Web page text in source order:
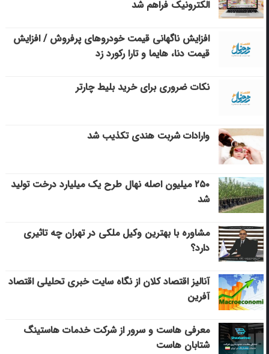
الکترونیک فراهم شد
افزایش ناگهانی قیمت خودروهای پرفروش / افزایش
قیمت دنا، هایما و تارا رکورد زد
نکات ضروری برای خرید بلیط چارتر
وارادات شربت هندی تکذیب شد
۲۵۰ میلیون اصله نهال طرح یک میلیارد درخت تولید
شد
مشاوره با بهترین وکیل ملکی در تهران چه تاثیری
دارد؟
آنالیز اقتصاد کلان از نگاه سایت خبری تحلیلی اقتصاد
آفرین
معرفی هاست و سرور از شرکت خدمات هاستینگ
شتابان هاست